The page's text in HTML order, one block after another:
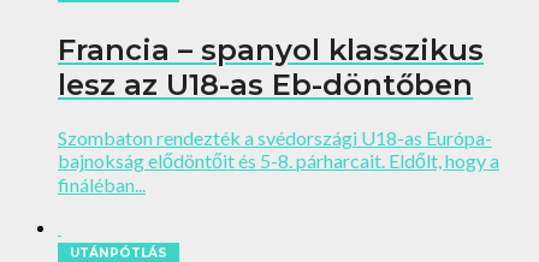
Francia – spanyol klasszikus
lesz az U18-as Eb-döntőben
Szombaton rendezték a svédországi U18-as Európa-
bajnokság elődöntőit és 5-8. párharcait. Eldőlt, hogy a
fináléban...
UTÁNPÓTLÁS